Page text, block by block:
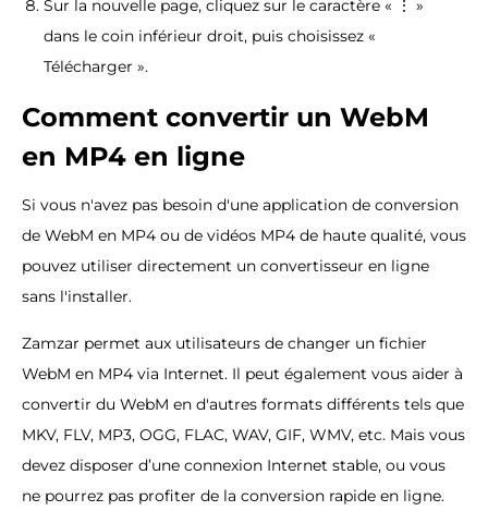
Sur la nouvelle page, cliquez sur le caractère « ⋮ »
dans le coin inférieur droit, puis choisissez «
Télécharger ».
Comment convertir un WebM
en MP4 en ligne
Si vous n'avez pas besoin d'une application de conversion
de WebM en MP4 ou de vidéos MP4 de haute qualité, vous
pouvez utiliser directement un convertisseur en ligne
sans l'installer.
Zamzar permet aux utilisateurs de changer un fichier
WebM en MP4 via Internet. Il peut également vous aider à
convertir du WebM en d'autres formats différents tels que
MKV, FLV, MP3, OGG, FLAC, WAV, GIF, WMV, etc. Mais vous
devez disposer d’une connexion Internet stable, ou vous
ne pourrez pas profiter de la conversion rapide en ligne.